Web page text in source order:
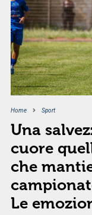
Home Sport
Una
cuore
che
Le